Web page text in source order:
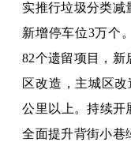
实推行垃圾分类减
新增停车位3万个
82个遗留项目，新
区改造，主城区
公里以上。持续开
全面提升背街小巷